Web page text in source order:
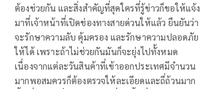
ต้องช่วยกัน และสิ่งสำคัญที่สุดใครที่รู้ข่าวก็ขอให้แจ้ง
มาที่เจ้าหน้าที่เปิดช่องทางสายด่วนให้แล้ว ยืนยันว่า
จะรักษาความลับ คุ้มครอง และรักษาความปลอดภัย
ให้ได้ เพราะถ้าไม่ช่วยกันมันก็จะยุ่งไปทั้งหมด
เนื่องจากแต่ละวันสินค้าที่เข้าออกประเทศมีจำนวน
มากพอสมควรก็ต้องตรวจให้ละเอียดและถี่ถ้วนมาก